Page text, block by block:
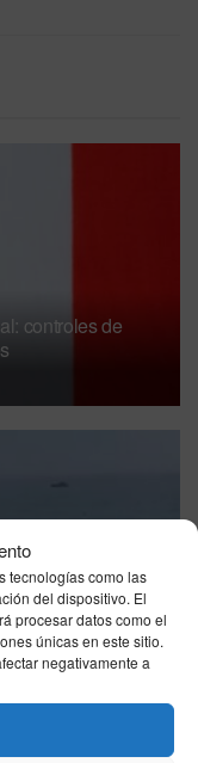
tecnologías como las
del dispositivo. El
procesar datos como el
únicas en este sitio.
negativamente a
controles de
sobre los
cuando le
mientras toma una